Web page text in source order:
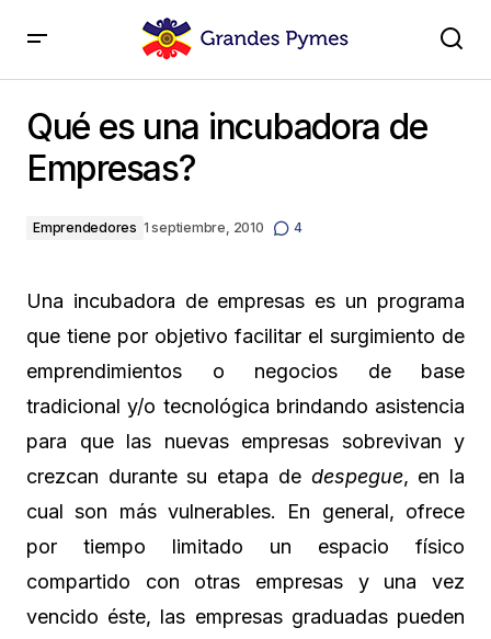
Qué es una incubadora de
Empresas?
Emprendedores 1 septiembre, 2010 4
Una incubadora de empresas es un programa
que tiene por objetivo facilitar el surgimiento de
emprendimientos o negocios de base
tradicional y/o tecnológica brindando asistencia
para que las nuevas empresas sobrevivan y
crezcan durante su etapa de despegue, en la
cual son más vulnerables. En general, ofrece
por tiempo limitado un espacio físico
compartido con otras empresas y una vez
vencido éste, las empresas graduadas pueden